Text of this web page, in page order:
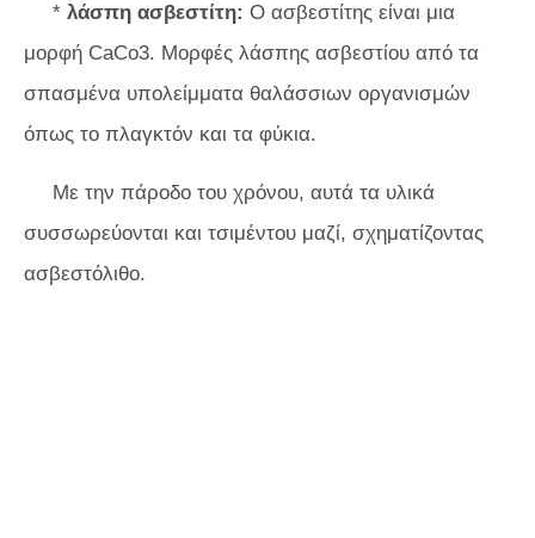
* λάσπη ασβεστίτη: Ο ασβεστίτης είναι μια
μορφή CaCo3. Μορφές λάσπης ασβεστίου από τα
σπασμένα υπολείμματα θαλάσσιων οργανισμών
όπως το πλαγκτόν και τα φύκια.
Με την πάροδο του χρόνου, αυτά τα υλικά
συσσωρεύονται και τσιμέντου μαζί, σχηματίζοντας
ασβεστόλιθο.